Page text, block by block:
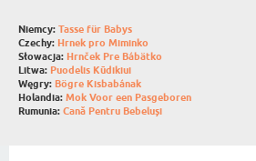
Niemcy: Tasse für Babys
Czechy: Hrnek pro Miminko
Słowacja: Hrnček Pre Bábätko
Litwa: Puodelis Kūdikiui
Węgry: Bögre Kisbabának
Holandia: Mok Voor een Pasgeboren
Rumunia: Cană Pentru Bebeluși